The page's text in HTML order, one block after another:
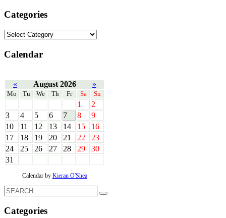
Categories
Calendar
« August 2026 »
Mo Tu We Th Fr Sa Su
1
2
3
4 5 6 7 8
9
10
11 12 13 14 15
16
17
18 19 20 21 22
23
24
25 26 27 28 29
30
31
Calendar by Kieran O'Shea
Categories